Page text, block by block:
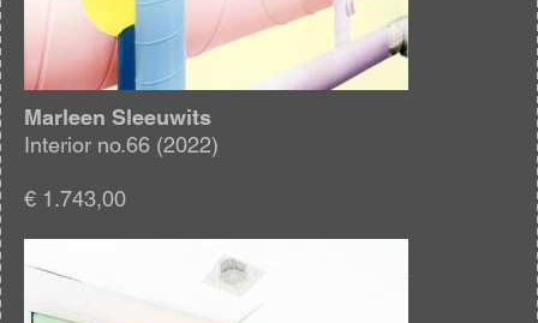
Marleen Sleeuwits
Interior no.66 (2022)
€ 1.743,00